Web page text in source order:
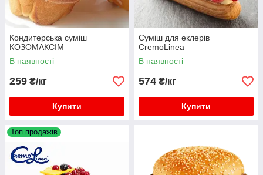
Кондитерська суміш
КОЗОМАКСІМ
В наявності
259 ₴/кг
Купити
Суміш для еклерів
CremoLinea
В наявності
574 ₴/кг
Купити
Топ продажів